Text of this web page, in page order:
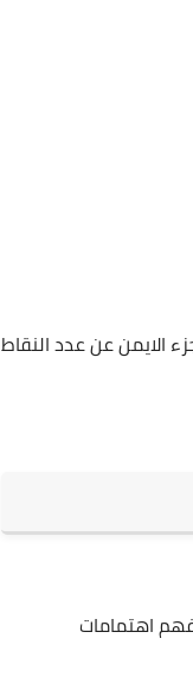
الايمن عن عدد النقاط
اهتمامات